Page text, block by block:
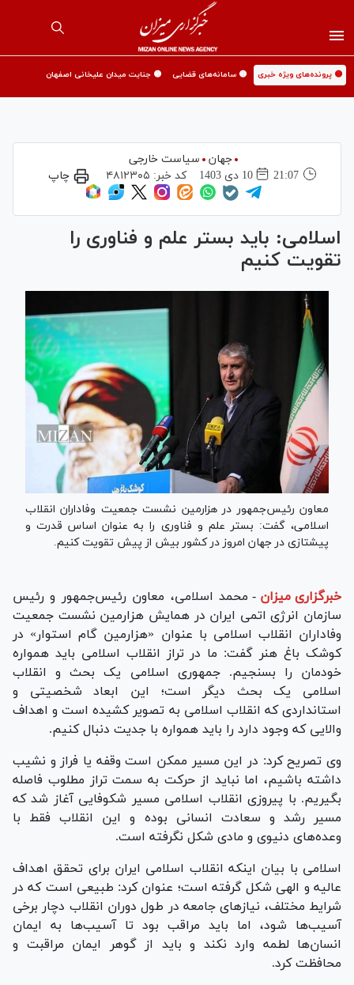
🟡 پرونده‌های ویژه خبری 🟡 سامانه‌های قضایی 🟡 جنایت میدان علیخانی اصفهان
جهان
سیاست خارجی
21:07
10 دی 1403 کد خبر: ۴۸۱۲۳۰۵ چاپ
اسلامی: باید بستر علم و فناوری را
تقویت کنیم
معاون رئیس‌جمهور در هزارمین نشست جمعیت وفاداران انقلاب
اسلامی، گفت: بستر علم و فناوری را به عنوان اساس قدرت و
پیشتازی در جهان امروز در کشور بیش از پیش تقویت کنیم.
خبرگزاری میزان - محمد اسلامی، معاون رئیس‌جمهور و رئیس
سازمان انرژی اتمی ایران در همایش هزارمین نشست جمعیت
وفاداران انقلاب اسلامی با عنوان «هزارمین گام استوار» در
کوشک باغ هنر گفت: ما در تراز انقلاب اسلامی باید همواره
خودمان را بسنجیم. جمهوری اسلامی یک بحث و انقلاب
اسلامی یک بحث دیگر است؛ این ابعاد شخصیتی و
استانداردی که انقلاب اسلامی به تصویر کشیده است و اهداف
والایی که وجود دارد را باید همواره با جدیت دنبال کنیم.
وی تصریح کرد: در این مسیر ممکن است وقفه یا فراز و نشیب
داشته باشیم، اما نباید از حرکت به سمت تراز مطلوب فاصله
بگیریم. با پیروزی انقلاب اسلامی مسیر شکوفایی آغاز شد که
مسیر رشد و سعادت انسانی بوده و این انقلاب فقط با
وعده‌های دنیوی و مادی شکل نگرفته است.
اسلامی با بیان اینکه انقلاب اسلامی ایران برای تحقق اهداف
عالیه و الهی شکل گرفته است؛ عنوان کرد: طبیعی است که در
شرایط مختلف، نیاز‌های جامعه در طول دوران انقلاب دچار برخی
آسیب‌ها شود، اما باید مراقب بود تا آسیب‌ها به ایمان
انسان‌ها لطمه وارد نکند و باید از گوهر ایمان مراقبت و
محافظت کرد.